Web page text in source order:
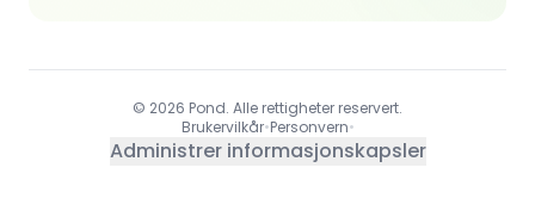
© 2026 Pond. Alle rettigheter reservert.
Brukervilkår•Personvern•
Administrer informasjonskapsler